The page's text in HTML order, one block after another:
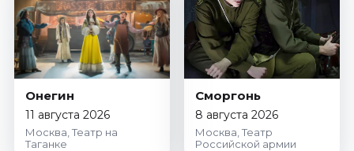
Онегин
11 августа 2026
Москва, Театр на
Таганке
Сморгонь
8 августа 2026
Москва, Театр
Российской армии